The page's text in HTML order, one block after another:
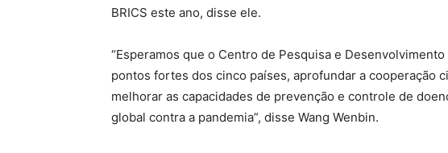
BRICS este ano, disse ele.
“Esperamos que o Centro de Pesquisa e
pontos fortes dos cinco países, aprofundar a cooperação
melhorar as capacidades de prevenção e controle de
global contra a pandemia”, disse Wang Wenbin.